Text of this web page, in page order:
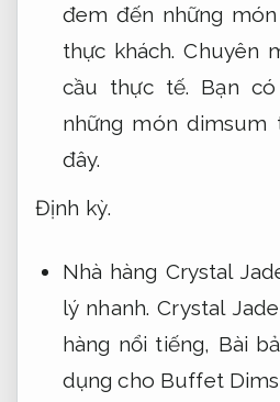
đem đến những
thực khách.Chuyên
cầu thực tế. Bạn
những món dimsum
đây.
Định kỳ.
Nhà hàng Crystal
lý nhanh. Crystal
hàng nổi tiếng, Bài
dụng cho Buffet